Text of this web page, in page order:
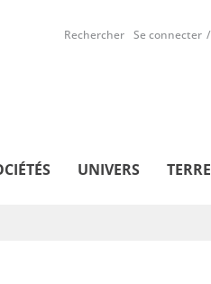
Rechercher Se connecter
UNIVERS TERRE